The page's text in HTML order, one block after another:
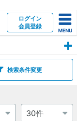
ログイン
会員登録
検索条件変更